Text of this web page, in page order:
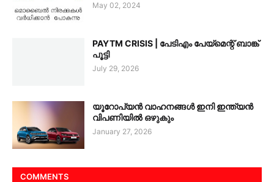
May 02, 2024
PAYTM CRISIS | പേടിഎം പേയ്മെന്റ് ബാങ്ക്
പൂട്ടി
July 29, 2026
യൂറോപ്യൻ വാഹനങ്ങൾ ഇനി ഇന്ത്യൻ
വിപണിയിൽ ഒഴുകും
January 27, 2026
COMMENTS